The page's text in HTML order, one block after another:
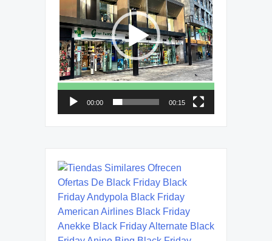
00:00 00:15